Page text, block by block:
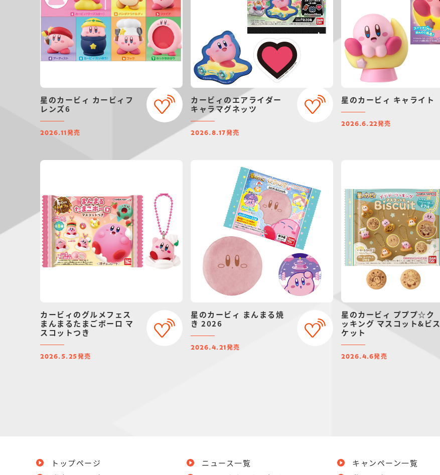
星のカービィ カービィフ
レンズ6
2026.11 発売
カービィのエアライダー
キャラマグネッツ
2026.8.17 発売
星のカービィ キャライト
2026.6.22発売
カービィのグルメフェス
まんまるたまごボーロ マ
スコットつき
2026.5.25 発売
星のカービィ まんまる焼
き 2026
2026.4.21 発売
星のカービィ プププ☆ク
ッキング マスコット&ビス
ケット
2026.4.6発売
トップページ
ニュース一覧
キャンペーン一覧